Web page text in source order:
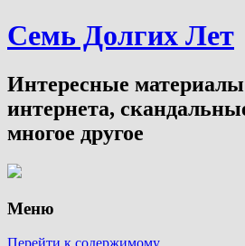
Семь Долгих Лет
Интересные материалы
интернета,
многое другое
Меню